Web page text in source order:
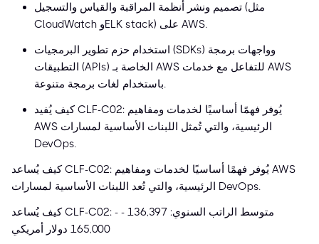
تصميم ونشر أنظمة المراقبة والقياس والتسجيل (مثل
CloudWatch وELK stack) على AWS.
استخدام حزم تطوير البرمجيات (SDKs) وواجهات برمجة
التطبيقات (APIs) الخاصة بـ AWS للتفاعل مع خدمات AWS
باستخدام لغات برمجة متنوعة.
كيف يُفيد CLF-C02: يُوفر فهمًا أساسيًا لخدمات ومفاهيم
AWS الرئيسية، والتي تُمثل اللبنات الأساسية لمسارات
DevOps.
كيف يُساعد CLF-C02: يُوفر فهمًا أساسيًا لخدمات ومفاهيم AWS
الرئيسية، والتي تُعد اللبنات الأساسية لمسارات DevOps.
كيف يُساعد CLF-C02: - متوسط الراتب السنوي: 136,397 -
165,000 دولار أمريكي